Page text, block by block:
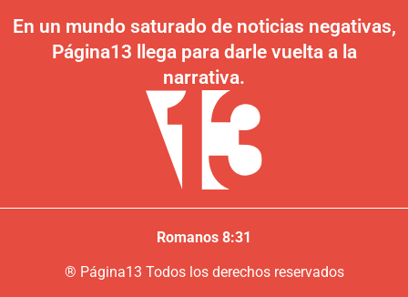
En un mundo saturado de noticias negativas,
Página13 llega para darle vuelta a la
narrativa.
Romanos 8:31
® Página13 Todos los derechos reservados